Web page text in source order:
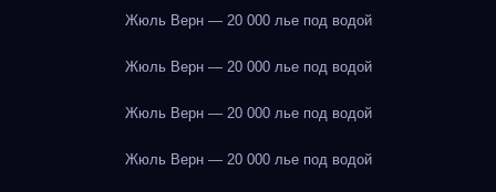
Жюль Верн — 20 000 лье под водой
Жюль Верн — 20 000 лье под водой
Жюль Верн — 20 000 лье под водой
Жюль Верн — 20 000 лье под водой